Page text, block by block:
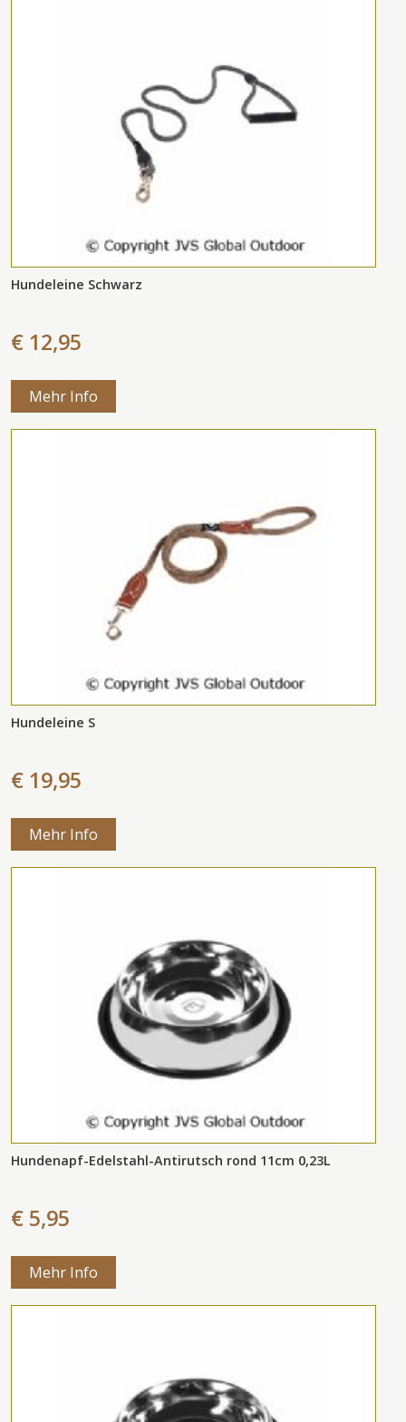
Hundeleine Schwarz
€ 12,95
Mehr Info
Hundeleine S
€ 19,95
Mehr Info
Hundenapf-Edelstahl-Antirutsch rond 11cm 0,23L
€ 5,95
Mehr Info